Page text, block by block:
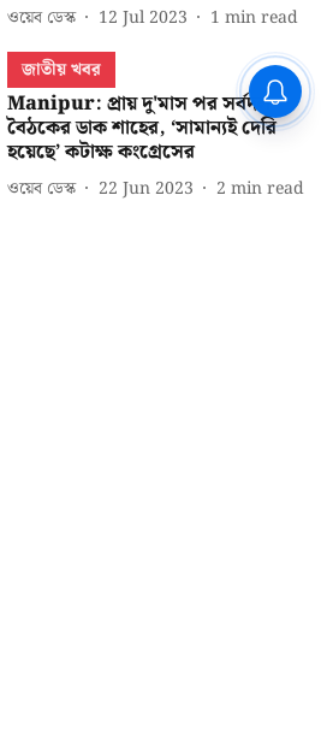
ওয়েব ডেস্ক 12 Jul 2023 1 min read
জাতীয় খবর
Manipur: প্রায় দু'মাস পর সর্বদল
বৈঠকের ডাক শাহের, ‘সামান্যই দেরি
হয়েছে’ কটাক্ষ কংগ্রেসের
ওয়েব ডেস্ক 22 Jun 2023 2 min read